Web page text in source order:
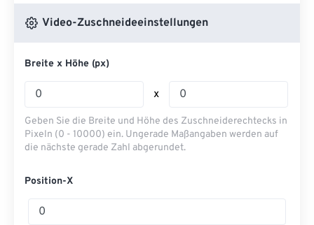
Video-Zuschneideeinstellungen
Breite x Höhe (px)
x
Geben Sie die Breite und Höhe des Zuschneiderechtecks ​​in
Pixeln (0 - 10000) ein. Ungerade Maßangaben werden auf
die nächste gerade Zahl abgerundet.
Position-X